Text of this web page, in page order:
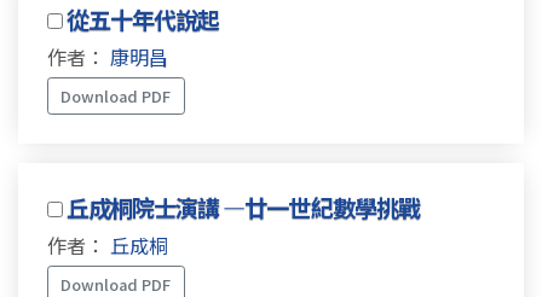
從五十年代說起
作者： 康明昌
Download PDF
丘成桐院士演講 —廿一世紀數學挑戰
作者： 丘成桐
Download PDF